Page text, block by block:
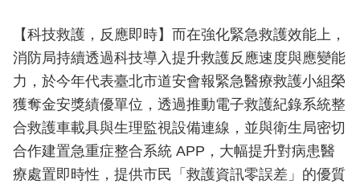
資
料
影
音
專
區
檔
【科技救護，反應即時】而在強化緊急救護效能上，
消防局持續透過科技導入提升救護反應速度與應變能
力，於今年代表臺北市道安會報緊急醫療救護小組榮
獲奪金安獎績優單位，透過推動電子救護紀錄系統整
合救護車載具與生理監視設備連線，並與衛生局密切
合作建置急重症整合系統 APP，大幅提升對病患醫
療處置即時性，提供市民「救護資訊零誤差」的優質